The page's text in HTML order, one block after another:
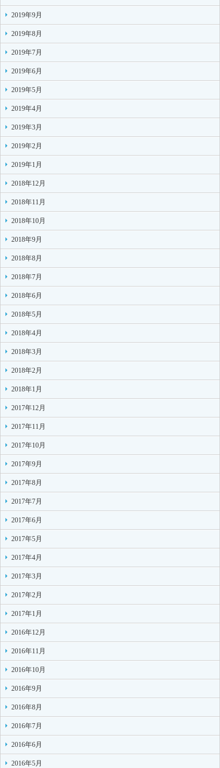
2019年9月
2019年8月
2019年7月
2019年6月
2019年5月
2019年4月
2019年3月
2019年2月
2019年1月
2018年12月
2018年11月
2018年10月
2018年9月
2018年8月
2018年7月
2018年6月
2018年5月
2018年4月
2018年3月
2018年2月
2018年1月
2017年12月
2017年11月
2017年10月
2017年9月
2017年8月
2017年7月
2017年6月
2017年5月
2017年4月
2017年3月
2017年2月
2017年1月
2016年12月
2016年11月
2016年10月
2016年9月
2016年8月
2016年7月
2016年6月
2016年5月